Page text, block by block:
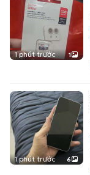
1 phút trước 1
1 phút trước 6